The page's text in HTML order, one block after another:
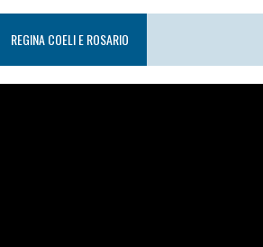
REGINA COELI E ROSARIO